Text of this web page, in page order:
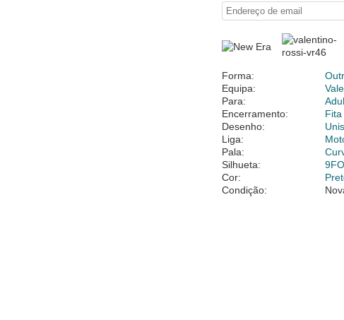
Forma:
Equipa:
Para:
Encerramento:
Desenho:
Liga:
Pala:
Silhueta:
Cor:
Condição: